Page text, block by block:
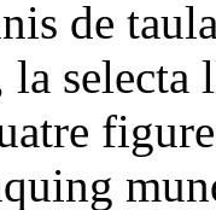
de
la